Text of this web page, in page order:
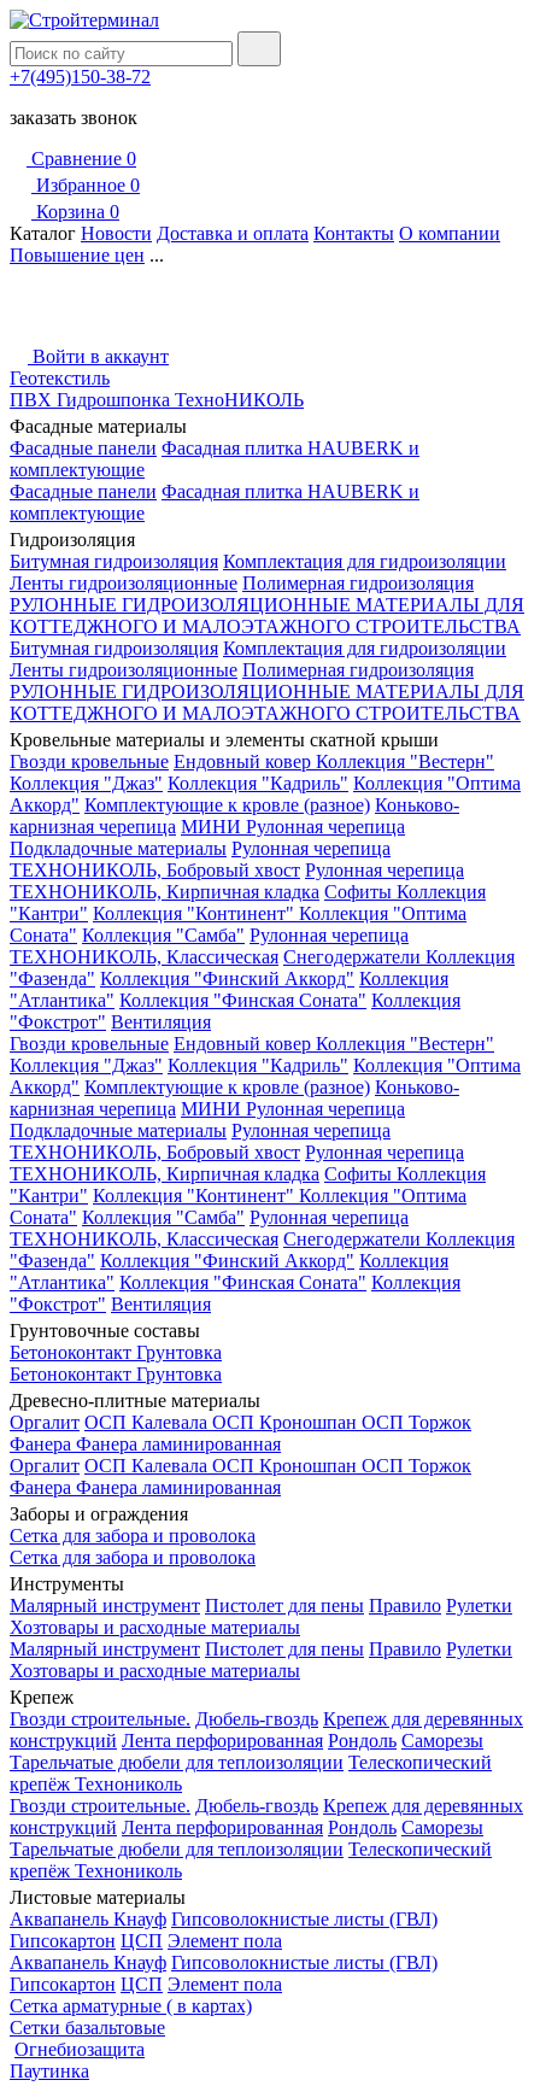
+7(495)150-38-72
заказать звонок
Сравнение 0
Избранное 0
Корзина 0
Каталог Новости Доставка и оплата Контакты О компании
Повышение цен ...
Войти в аккаунт
Геотекстиль
ПВХ Гидрошпонка ТехноНИКОЛЬ
Фасадные материалы
Фасадные панели Фасадная плитка HAUBERK и
комплектующие
Фасадные панели Фасадная плитка HAUBERK и
комплектующие
Гидроизоляция
Битумная гидроизоляция Комплектация для гидроизоляции
Ленты гидроизоляционные Полимерная гидроизоляция
РУЛОННЫЕ ГИДРОИЗОЛЯЦИОННЫЕ МАТЕРИАЛЫ ДЛЯ
КОТТЕДЖНОГО И МАЛОЭТАЖНОГО СТРОИТЕЛЬСТВА
Битумная гидроизоляция Комплектация для гидроизоляции
Ленты гидроизоляционные Полимерная гидроизоляция
РУЛОННЫЕ ГИДРОИЗОЛЯЦИОННЫЕ МАТЕРИАЛЫ ДЛЯ
КОТТЕДЖНОГО И МАЛОЭТАЖНОГО СТРОИТЕЛЬСТВА
Кровельные материалы и элементы скатной крыши
Гвозди кровельные Ендовный ковер Коллекция "Вестерн"
Коллекция "Джаз" Коллекция "Кадриль" Коллекция "Оптима
Аккорд" Комплектующие к кровле (разное) Коньково-
карнизная черепица МИНИ Рулонная черепица
Подкладочные материалы Рулонная черепица
ТЕХНОНИКОЛЬ, Бобровый хвост Рулонная черепица
ТЕХНОНИКОЛЬ, Кирпичная кладка Софиты Коллекция
"Кантри" Коллекция "Континент" Коллекция "Оптима
Соната" Коллекция "Самба" Рулонная черепица
ТЕХНОНИКОЛЬ, Классическая Снегодержатели Коллекция
"Фазенда" Коллекция "Финский Аккорд" Коллекция
"Атлантика" Коллекция "Финская Соната" Коллекция
"Фокстрот" Вентиляция
Гвозди кровельные Ендовный ковер Коллекция "Вестерн"
Коллекция "Джаз" Коллекция "Кадриль" Коллекция "Оптима
Аккорд" Комплектующие к кровле (разное) Коньково-
карнизная черепица МИНИ Рулонная черепица
Подкладочные материалы Рулонная черепица
ТЕХНОНИКОЛЬ, Бобровый хвост Рулонная черепица
ТЕХНОНИКОЛЬ, Кирпичная кладка Софиты Коллекция
"Кантри" Коллекция "Континент" Коллекция "Оптима
Соната" Коллекция "Самба" Рулонная черепица
ТЕХНОНИКОЛЬ, Классическая Снегодержатели Коллекция
"Фазенда" Коллекция "Финский Аккорд" Коллекция
"Атлантика" Коллекция "Финская Соната" Коллекция
"Фокстрот" Вентиляция
Грунтовочные составы
Бетоноконтакт Грунтовка
Бетоноконтакт Грунтовка
Древесно-плитные материалы
Оргалит ОСП Калевала ОСП Кроношпан ОСП Торжок
Фанера Фанера ламинированная
Оргалит ОСП Калевала ОСП Кроношпан ОСП Торжок
Фанера Фанера ламинированная
Заборы и ограждения
Сетка для забора и проволока
Сетка для забора и проволока
Инструменты
Малярный инструмент Пистолет для пены Правило Рулетки
Хозтовары и расходные материалы
Малярный инструмент Пистолет для пены Правило Рулетки
Хозтовары и расходные материалы
Крепеж
Гвозди строительные. Дюбель-гвоздь Крепеж для деревянных
конструкций Лента перфорированная Рондоль Саморезы
Тарельчатые дюбели для теплоизоляции Телескопический
крепёж Технониколь
Гвозди строительные. Дюбель-гвоздь Крепеж для деревянных
конструкций Лента перфорированная Рондоль Саморезы
Тарельчатые дюбели для теплоизоляции Телескопический
крепёж Технониколь
Листовые материалы
Аквапанель Кнауф Гипсоволокнистые листы (ГВЛ)
Гипсокартон ЦСП Элемент пола
Аквапанель Кнауф Гипсоволокнистые листы (ГВЛ)
Гипсокартон ЦСП Элемент пола
Сетка арматурные ( в картах)
Сетки базальтовые
Огнебиозащита
Паутинка